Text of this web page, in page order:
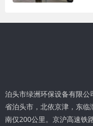
泊头市绿洲环保设备有限
省泊头市，北依京津，东
南仅200公里。京沪高速铁